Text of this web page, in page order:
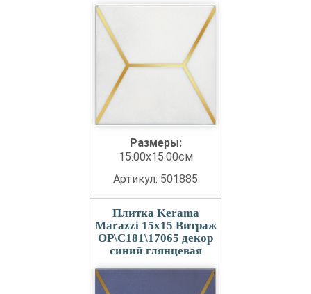
Размеры:
15.00x15.00см
Артикул: 501885
Плитка Kerama
Marazzi 15x15 Витраж
OP\C181\17065 декор
синий глянцевая